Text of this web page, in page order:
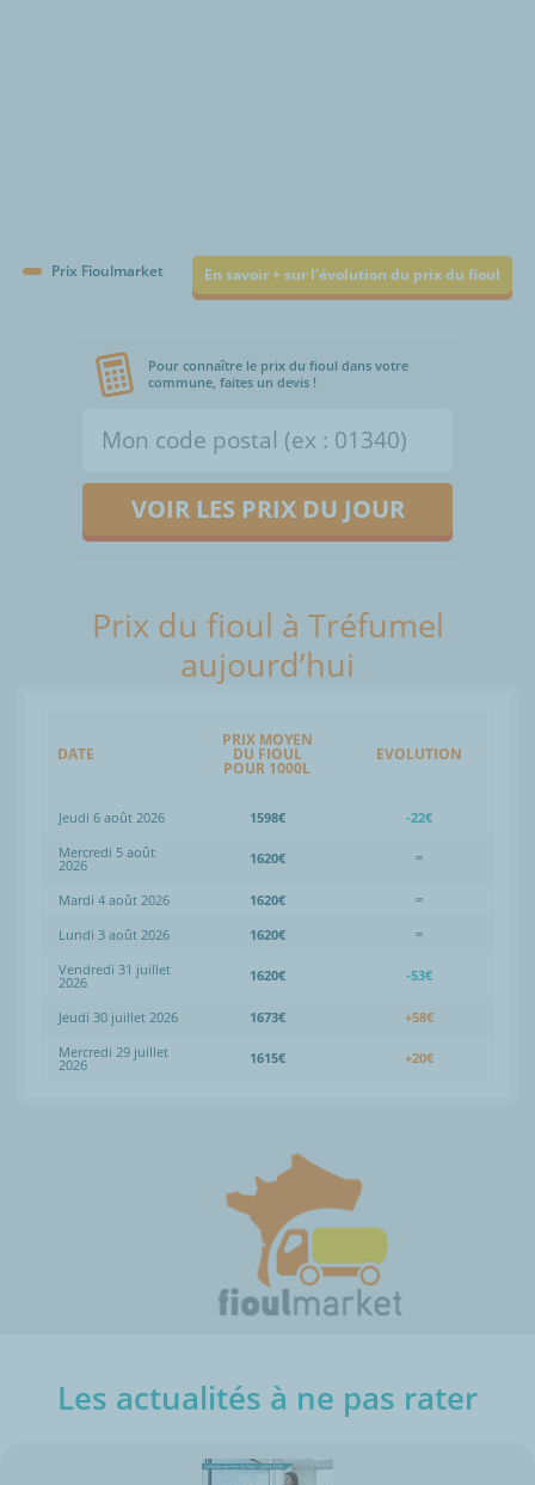
Prix Fioulmarket En savoir + sur l'évolution du prix du fioul
Pour connaître le prix du fioul dans votre
commune, faites un devis !
VOIR LES PRIX DU JOUR
Prix du fioul à Tréfumel
aujourd’hui
DATE
PRIX MOYEN
DU FIOUL
POUR 1000L
EVOLUTION
Jeudi 6 août 2026 1598€
-22€
Mercredi 5 août
2026 1620€ =
Mardi 4 août 2026 1620€
=
Lundi 3 août 2026
1620€
=
Vendredi 31 juillet
2026 1620€ -53€
Jeudi 30 juillet 2026 1673€
+58€
Mercredi 29 juillet
2026 1615€ +20€
Les actualités à ne pas rater